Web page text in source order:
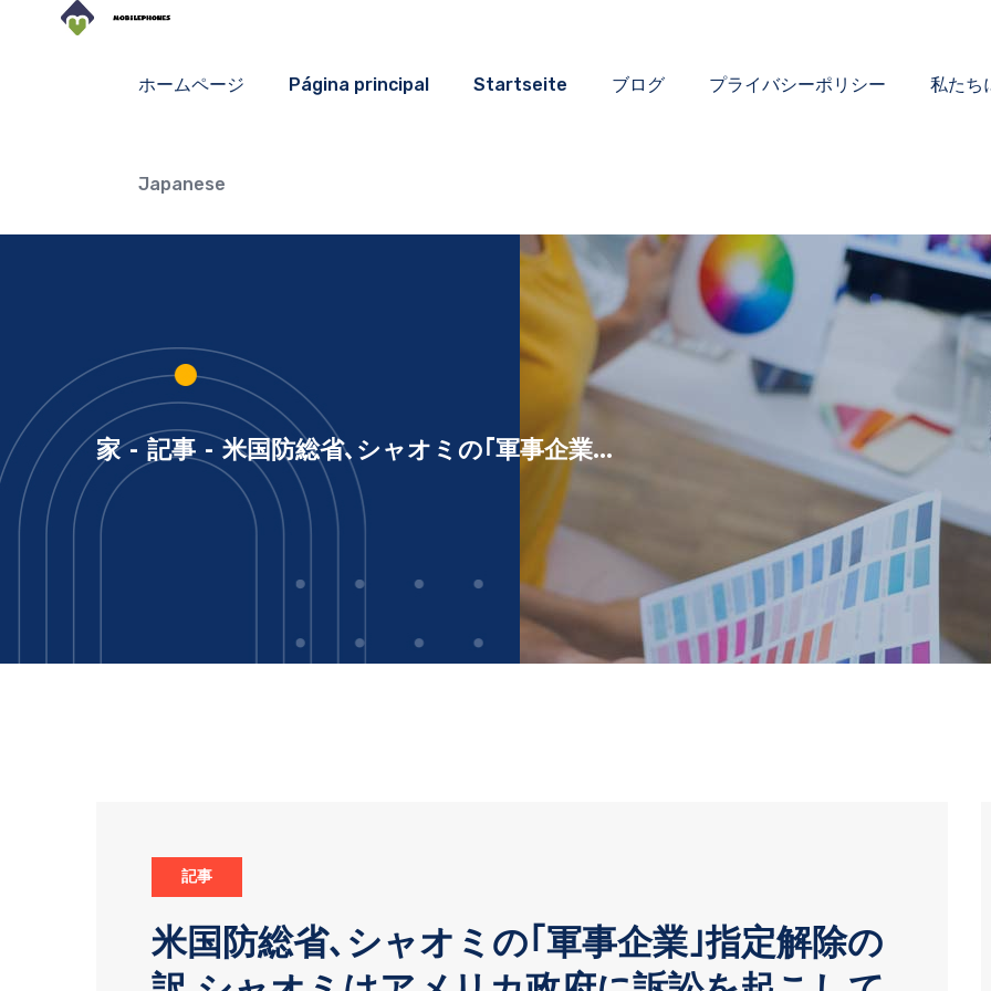
ホームページ Página principal Startseite ブログ プライバシーポリシー 私たち
Japanese
家 - 記事 - 米国防総省､シャオミの｢軍事企業...
記事
米国防総省､シャオミの｢軍事企業｣指定解除の